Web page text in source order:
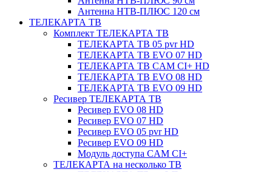
Антенна НТВ-ПЛЮС 120 см
ТЕЛЕКАРТА ТВ
Комплект ТЕЛЕКАРТА ТВ
ТЕЛЕКАРТА ТВ 05 pvr HD
ТЕЛЕКАРТА ТВ EVO 07 HD
ТЕЛЕКАРТА ТВ CAM CI+ HD
ТЕЛЕКАРТА ТВ EVO 08 HD
ТЕЛЕКАРТА ТВ EVO 09 HD
Ресивер ТЕЛЕКАРТА ТВ
Ресивер EVO 08 HD
Ресивер EVO 07 HD
Ресивер EVO 05 pvr HD
Ресивер EVO 09 HD
Модуль доступа CAM CI+
ТЕЛЕКАРТА на несколько ТВ